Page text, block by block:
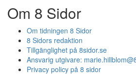
Om 8 Sidor
Om tidningen 8 Sidor
8 Sidors redaktion
Tillgänglighet på 8sidor.se
Ansvarig utgivare:
Privacy policy på 8 sidor